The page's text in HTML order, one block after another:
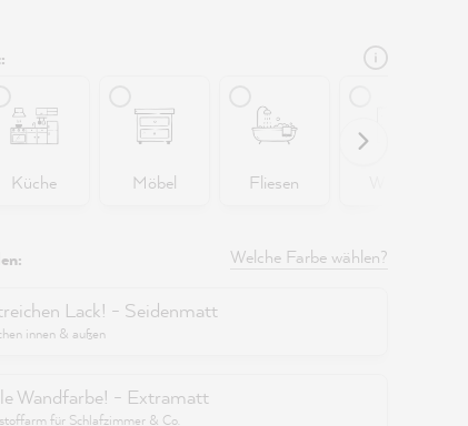
Küche Möbel Fliesen
Welche Farbe wählen?
Lack! - Seidenmatt
innen & außen
Wandfarbe! - Extramatt
für Schlafzimmer & Co.